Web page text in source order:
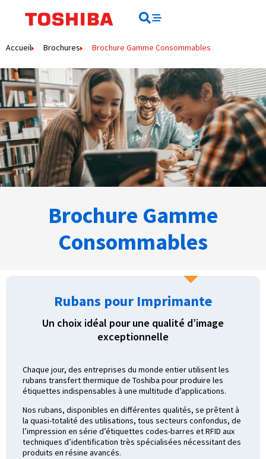
Accueil Brochures Brochure Gamme Consommables
Brochure Gamme
Consommables
Rubans pour Imprimante
Un choix idéal pour une qualité d’image
exceptionnelle
Chaque jour, des entreprises du monde entier utilisent les
rubans transfert thermique de Toshiba pour produire les
étiquettes indispensables à une multitude d’applications.
Nos rubans, disponibles en différentes qualités, se prêtent à
la quasi-totalité des utilisations, tous secteurs confondus, de
l’impression en série d’étiquettes codes-barres et RFID aux
techniques d’identification très spécialisées nécessitant des
produits en résine avancés.